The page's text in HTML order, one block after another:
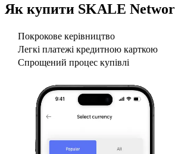
Як купити SKALE
Покрокове керівництво
Легкі платежі кредитною карткою
Спрощений процес купівлі